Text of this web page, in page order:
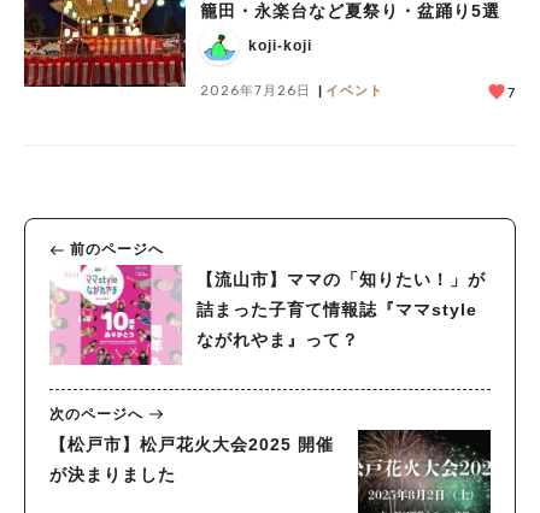
籠田・永楽台など夏祭り・盆踊り5選
koji-koji
2026年7月26日 イベント 7
前のページへ
【流山市】ママの「知りたい！」が
詰まった子育て情報誌『ママstyle
ながれやま』って？
次のページへ
【松戸市】松戸花火大会2025 開催
が決まりました